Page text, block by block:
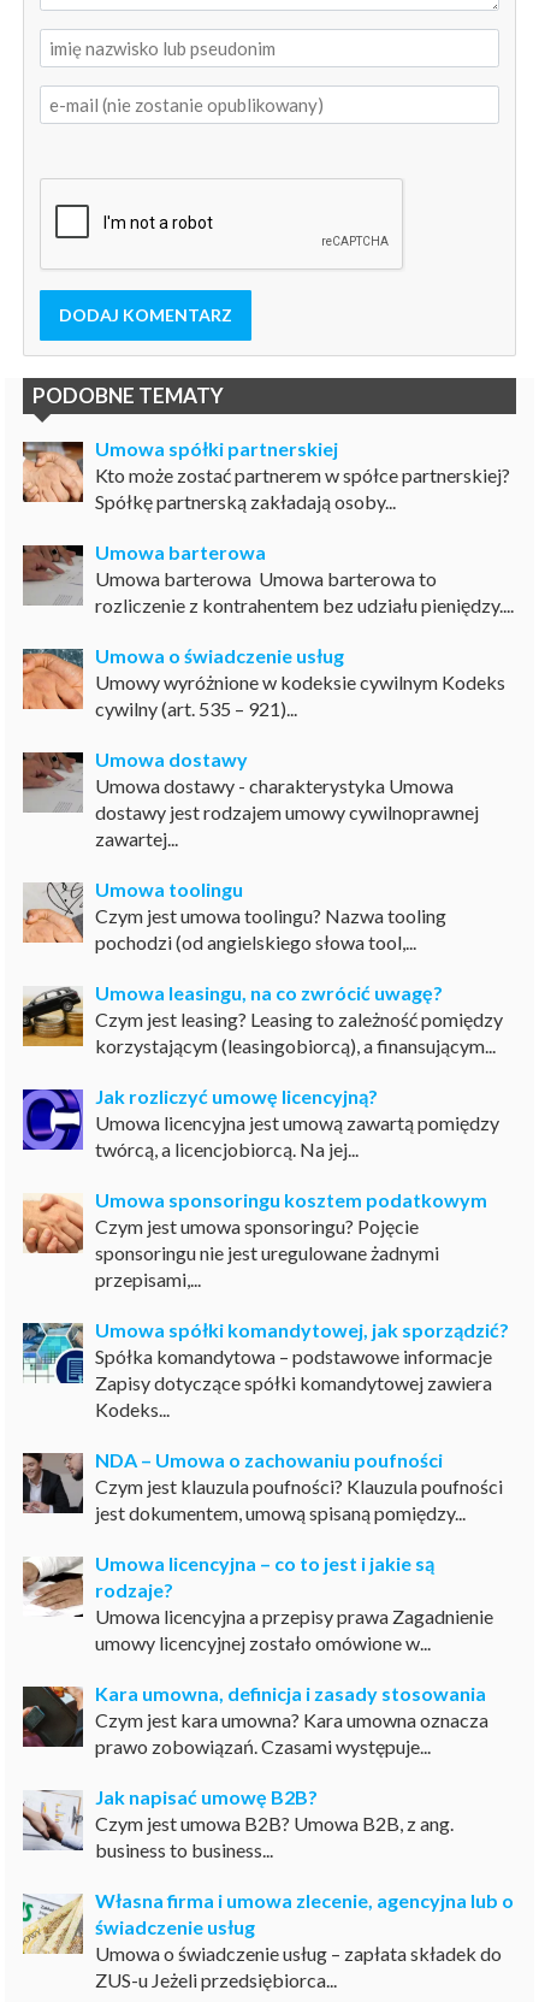
DODAJ KOMENTARZ
PODOBNE TEMATY
Umowa spółki partnerskiej
Kto może zostać partnerem w spółce partnerskiej?
Spółkę partnerską zakładają osoby...
Umowa barterowa
Umowa barterowa Umowa barterowa to
rozliczenie z kontrahentem bez udziału pieniędzy....
Umowa o świadczenie usług
Umowy wyróżnione w kodeksie cywilnym Kodeks
cywilny (art. 535 – 921)...
Umowa dostawy
Umowa dostawy - charakterystyka Umowa
dostawy jest rodzajem umowy cywilnoprawnej
zawartej...
Umowa toolingu
Czym jest umowa toolingu? Nazwa tooling
pochodzi (od angielskiego słowa tool,...
Umowa leasingu, na co zwrócić uwagę?
Czym jest leasing? Leasing to zależność pomiędzy
korzystającym (leasingobiorcą), a finansującym...
Jak rozliczyć umowę licencyjną?
Umowa licencyjna jest umową zawartą pomiędzy
twórcą, a licencjobiorcą. Na jej...
Umowa sponsoringu kosztem podatkowym
Czym jest umowa sponsoringu? Pojęcie
sponsoringu nie jest uregulowane żadnymi
przepisami,...
Umowa spółki komandytowej, jak sporządzić?
Spółka komandytowa – podstawowe informacje
Zapisy dotyczące spółki komandytowej zawiera
Kodeks...
NDA – Umowa o zachowaniu poufności
Czym jest klauzula poufności? Klauzula poufności
jest dokumentem, umową spisaną pomiędzy...
Umowa licencyjna – co to jest i jakie są
rodzaje?
Umowa licencyjna a przepisy prawa Zagadnienie
umowy licencyjnej zostało omówione w...
Kara umowna, definicja i zasady stosowania
Czym jest kara umowna? Kara umowna oznacza
prawo zobowiązań. Czasami występuje...
Jak napisać umowę B2B?
Czym jest umowa B2B? Umowa B2B, z ang.
business to business...
Własna firma i umowa zlecenie, agencyjna lub o
świadczenie usług
Umowa o świadczenie usług – zapłata składek do
ZUS-u Jeżeli przedsiębiorca...